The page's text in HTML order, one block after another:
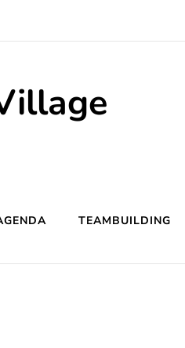
TEAMBUILDING